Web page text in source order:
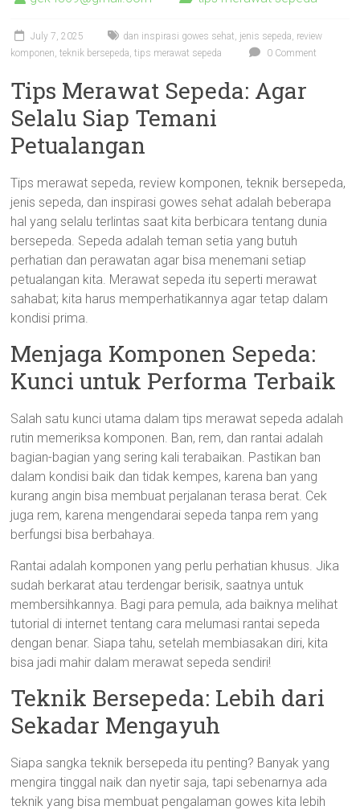
July 7, 2025 dan inspirasi gowes sehat, jenis sepeda, review
komponen,teknik bersepeda,tips merawat sepeda 0 Comment
Tips Merawat Sepeda: Agar
Selalu Siap Temani
Petualangan
Tips merawat sepeda, review komponen, teknik bersepeda,
jenis sepeda, dan inspirasi gowes sehat adalah beberapa
hal yang selalu terlintas saat kita berbicara tentang dunia
bersepeda. Sepeda adalah teman setia yang butuh
perhatian dan perawatan agar bisa menemani setiap
petualangan kita. Merawat sepeda itu seperti merawat
sahabat; kita harus memperhatikannya agar tetap dalam
kondisi prima.
Menjaga Komponen Sepeda:
Kunci untuk Performa Terbaik
Salah satu kunci utama dalam tips merawat sepeda adalah
rutin memeriksa komponen. Ban, rem, dan rantai adalah
bagian-bagian yang sering kali terabaikan. Pastikan ban
dalam kondisi baik dan tidak kempes, karena ban yang
kurang angin bisa membuat perjalanan terasa berat. Cek
juga rem, karena mengendarai sepeda tanpa rem yang
berfungsi bisa berbahaya.
Rantai adalah komponen yang perlu perhatian khusus. Jika
sudah berkarat atau terdengar berisik, saatnya untuk
membersihkannya. Bagi para pemula, ada baiknya melihat
tutorial di internet tentang cara melumasi rantai sepeda
dengan benar. Siapa tahu, setelah membiasakan diri, kita
bisa jadi mahir dalam merawat sepeda sendiri!
Teknik Bersepeda: Lebih dari
Sekadar Mengayuh
Siapa sangka teknik bersepeda itu penting? Banyak yang
mengira tinggal naik dan nyetir saja, tapi sebenarnya ada
teknik yang bisa membuat pengalaman gowes kita lebih